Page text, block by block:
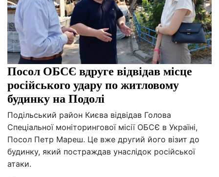
Посол ОБСЄ вдруге відвідав місце
російського удару по житловому
будинку на Подолі
Подільський район Києва відвідав Голова
Спеціальної моніторингової місії ОБСЄ в Україні,
Посол Петр Мареш. Це вже другий його візит до
будинку, який постраждав унаслідок російської
атаки.